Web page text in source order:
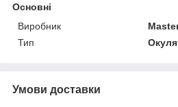
Основні
Виробник
Тип
Умови доставки